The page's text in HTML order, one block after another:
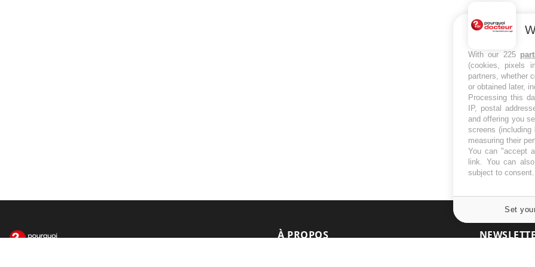
À PROPOS
With our 225
(cookies, pixels
partners, whether
or obtained later,
Processing this
IP, postal
and offering you
screens
measuring their
You can "accept
link. You can
subject to
Set